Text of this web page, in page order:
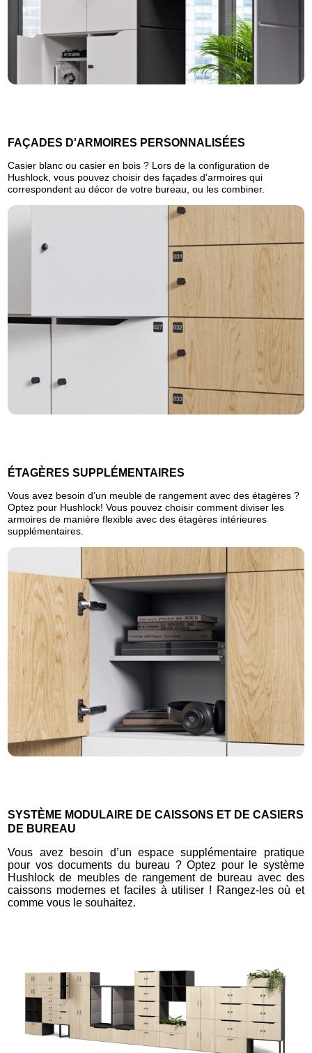
FAÇADES D'ARMOIRES PERSONNALISÉES
Casier blanc ou casier en bois ? Lors de la configuration de
Hushlock, vous pouvez choisir des façades d’armoires qui
correspondent au décor de votre bureau, ou les combiner.
ÉTAGÈRES SUPPLÉMENTAIRES
Vous avez besoin d’un meuble de rangement avec des étagères ?
Optez pour Hushlock! Vous pouvez choisir comment diviser les
armoires de manière flexible avec des étagères intérieures
supplémentaires.
SYSTÈME MODULAIRE DE CAISSONS ET DE CASIERS
DE BUREAU
Vous avez besoin d’un espace supplémentaire pratique
pour vos documents du bureau ? Optez pour le système
Hushlock de meubles de rangement de bureau avec des
caissons modernes et faciles à utiliser ! Rangez-les où et
comme vous le souhaitez.